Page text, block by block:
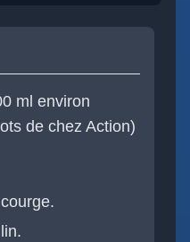
ml environ
de chez Action)